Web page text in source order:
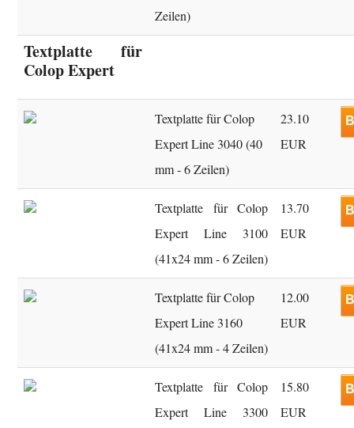
Zeilen)
Textplatte für
Colop Expert
Textplatte für Colop
Expert Line 3040 (40
mm - 6 Zeilen)
23.10
EUR
Textplatte für Colop
Expert Line 3100
(41x24 mm - 6 Zeilen)
13.70
EUR
Textplatte für Colop
Expert Line 3160
(41x24 mm - 4 Zeilen)
12.00
EUR
Textplatte für Colop
Expert Line 3300
15.80
EUR